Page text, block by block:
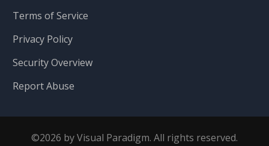
Terms of Service
Privacy Policy
Security Overview
Report Abuse
©2026 by Visual Paradigm. All rights reserved.